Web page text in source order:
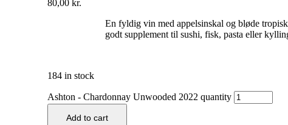
80,00 kr.
En fyldig vin med appelsinskal og bløde
godt supplement til sushi, fisk, pasta eller
184 in stock
Ashton - Chardonnay Unwooded 2022 quantity
Add to cart